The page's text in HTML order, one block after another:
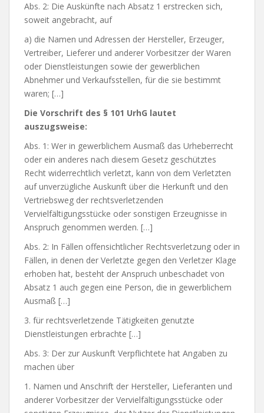
Abs. 2: Die Auskünfte nach Absatz 1 erstrecken sich,
soweit angebracht, auf
a) die Namen und Adressen der Hersteller, Erzeuger,
Vertreiber, Lieferer und anderer Vorbesitzer der Waren
oder Dienstleistungen sowie der gewerblichen
Abnehmer und Verkaufsstellen, für die sie bestimmt
waren; […]
Die Vorschrift des § 101 UrhG lautet
auszugsweise:
Abs. 1: Wer in gewerblichem Ausmaß das Urheberrecht
oder ein anderes nach diesem Gesetz geschütztes
Recht widerrechtlich verletzt, kann von dem Verletzten
auf unverzügliche Auskunft über die Herkunft und den
Vertriebsweg der rechtsverletzenden
Vervielfältigungsstücke oder sonstigen Erzeugnisse in
Anspruch genommen werden. […]
Abs. 2: In Fällen offensichtlicher Rechtsverletzung oder in
Fällen, in denen der Verletzte gegen den Verletzer Klage
erhoben hat, besteht der Anspruch unbeschadet von
Absatz 1 auch gegen eine Person, die in gewerblichem
Ausmaß […]
3. für rechtsverletzende Tätigkeiten genutzte
Dienstleistungen erbrachte […]
Abs. 3: Der zur Auskunft Verpflichtete hat Angaben zu
machen über
1. Namen und Anschrift der Hersteller, Lieferanten und
anderer Vorbesitzer der Vervielfältigungsstücke oder